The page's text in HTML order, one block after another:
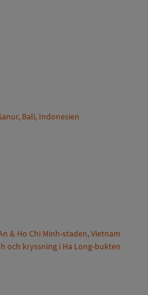
Bali, Indonesien
& Ho Chi Minh-staden, Vietnam
och kryssning i Ha Long-bukten